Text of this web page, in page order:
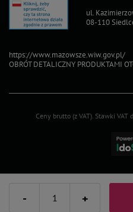
- +
ul.
08-110
https://www.mazowsze.wiw.gov.pl/
OBRÓT DETALICZNY PRODUKTAMI
Ceny brutto (z VAT). Stawki VAT